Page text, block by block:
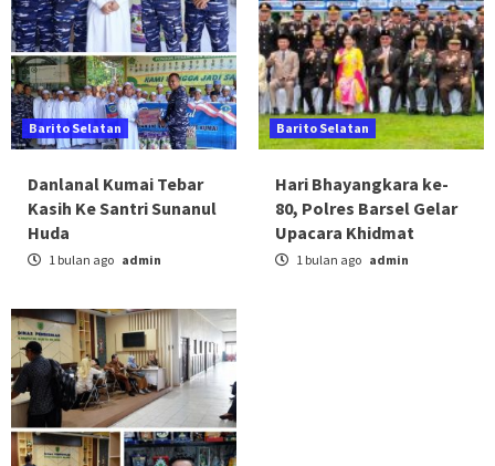
Barito Selatan
Danlanal Kumai Tebar
Kasih Ke Santri Sunanul
Huda
1 bulan ago admin
Barito Selatan
Hari Bhayangkara ke-
80, Polres Barsel Gelar
Upacara Khidmat
1 bulan ago admin